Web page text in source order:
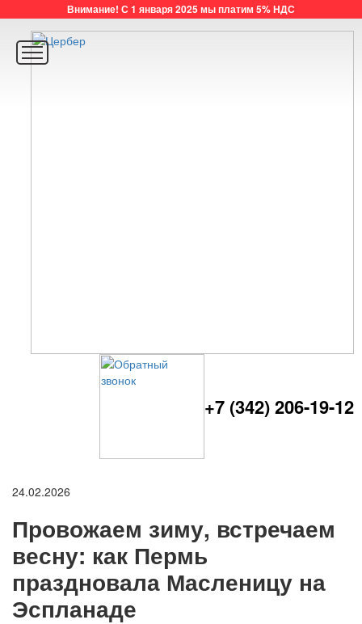
Внимание! С 1 января 2025 мы платим 5% НДС
+7 (342) 206-19-12
24.02.2026
Провожаем зиму, встречаем
весну: как Пермь
праздновала Масленицу на
Эспланаде